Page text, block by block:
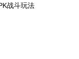
战斗玩法